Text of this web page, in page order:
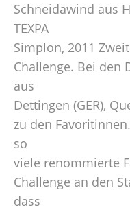
Schneidawind aus
TEXPA
Simplon, 2011
Challenge. Bei den
aus
Dettingen (GER),
zu den
so
viele renommierte
Challenge an den
dass